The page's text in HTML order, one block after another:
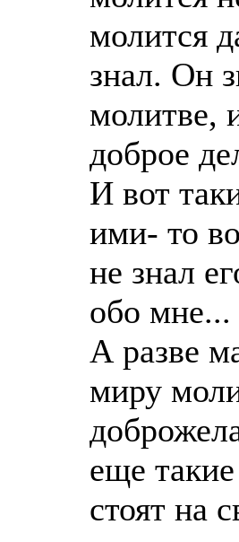
молится
знал. Он
молитве,
доброе
И вот
ими- то
не знал
обо мне...
А разве
миру
еще
стоят на